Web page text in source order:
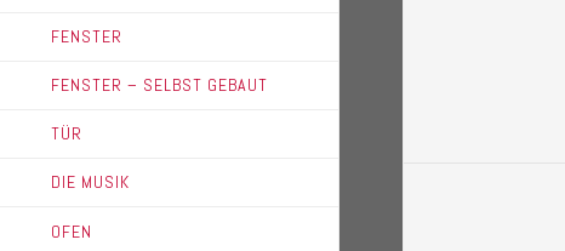
FENSTER
FENSTER – SELBST GEBAUT
TÜR
DIE MUSIK
OFEN